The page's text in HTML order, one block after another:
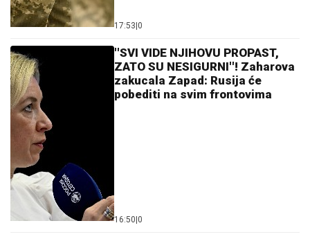
17:53 0
''SVI VIDE NJIHOVU PROPAST,
ZATO SU NESIGURNI''! Zaharova
zakucala Zapad: Rusija će
pobediti na svim frontovima
16:50 0